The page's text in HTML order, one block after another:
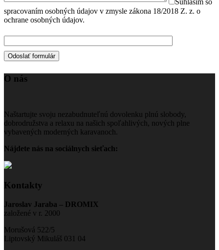
Súhlasím so
spracovaním osobných údajov v zmysle zákona 18/2018 Z. z. o
ochrane osobných údajov.
O nás
Naštartujte svoju nezabudnuteľnú dovolenku plnú slobody,
dobrodružstva a relaxu na našich spoľahlivých, nových plne
vybavených moderných karavanoch.
Nájdete nás na sociálnych sieťach:
Kontakty
Jaroslav Jaraba – DROMIX
založené v r. 2000
Morušová 522/5
Liptovský Mikuláš 031 04